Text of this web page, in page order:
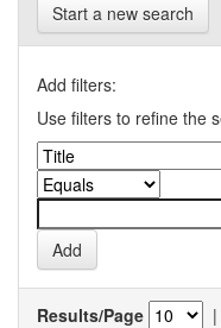
Start a new search
Add filters:
Use filters to refine the
Results/Page |